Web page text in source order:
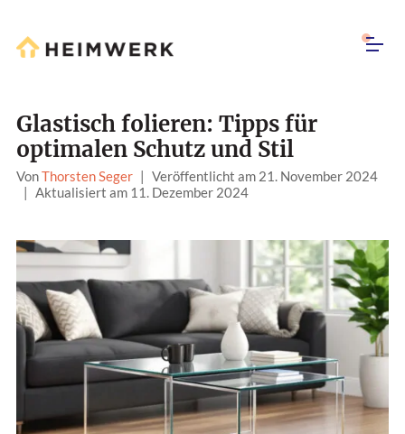
Glastisch folieren: Tipps für
optimalen Schutz und Stil
VonThorsten Seger | Veröffentlicht am 21. November 2024
| Aktualisiert am 11. Dezember 2024